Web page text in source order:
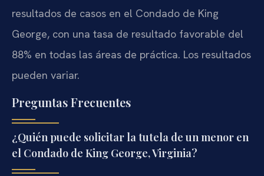
resultados de casos en el Condado de King
George, con una tasa de resultado favorable del
88% en todas las áreas de práctica. Los resultados
pueden variar.
Preguntas Frecuentes
¿Quién puede solicitar la tutela de un menor en
el Condado de King George, Virginia?